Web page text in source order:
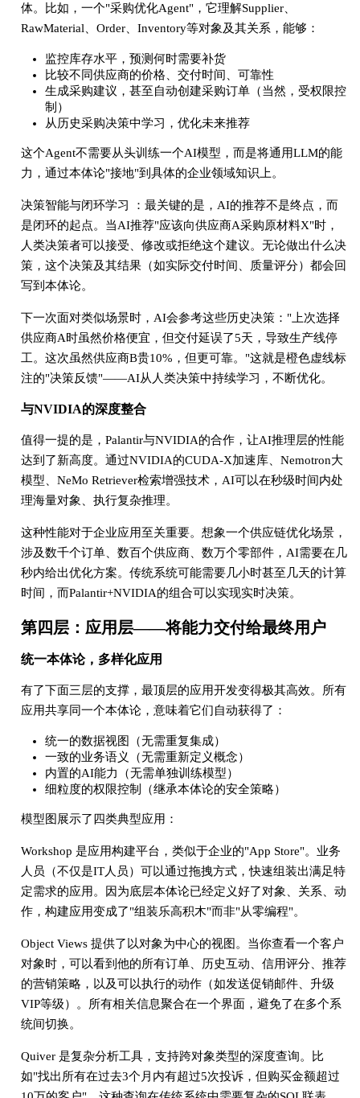
体。比如，一个"采购优化Agent"，它理解Supplier、
RawMaterial、Order、Inventory等对象及其关系，能够：
监控库存水平，预测何时需要补货
比较不同供应商的价格、交付时间、可靠性
生成采购建议，甚至自动创建采购订单（当然，受权限控
制）
从历史采购决策中学习，优化未来推荐
这个Agent不需要从头训练一个AI模型，而是将通用LLM的能
力，通过本体论"接地"到具体的企业领域知识上。
决策智能与闭环学习 ：最关键的是，AI的推荐不是终点，而
是闭环的起点。当AI推荐"应该向供应商A采购原材料X"时，
人类决策者可以接受、修改或拒绝这个建议。无论做出什么决
策，这个决策及其结果（如实际交付时间、质量评分）都会回
写到本体论。
下一次面对类似场景时，AI会参考这些历史决策："上次选择
供应商A时虽然价格便宜，但交付延误了5天，导致生产线停
工。这次虽然供应商B贵10%，但更可靠。"这就是橙色虚线标
注的"决策反馈"——AI从人类决策中持续学习，不断优化。
与NVIDIA的深度整合
值得一提的是，Palantir与NVIDIA的合作，让AI推理层的性能
达到了新高度。通过NVIDIA的CUDA-X加速库、Nemotron大
模型、NeMo Retriever检索增强技术，AI可以在秒级时间内处
理海量对象、执行复杂推理。
这种性能对于企业应用至关重要。想象一个供应链优化场景，
涉及数千个订单、数百个供应商、数万个零部件，AI需要在几
秒内给出优化方案。传统系统可能需要几小时甚至几天的计算
时间，而Palantir+NVIDIA的组合可以实现实时决策。
第四层：应用层——将能力交付给最终用户
统一本体论，多样化应用
有了下面三层的支撑，最顶层的应用开发变得极其高效。所有
应用共享同一个本体论，意味着它们自动获得了：
统一的数据视图（无需重复集成）
一致的业务语义（无需重新定义概念）
内置的AI能力（无需单独训练模型）
细粒度的权限控制（继承本体论的安全策略）
模型图展示了四类典型应用：
Workshop 是应用构建平台，类似于企业的"App Store"。业务
人员（不仅是IT人员）可以通过拖拽方式，快速组装出满足特
定需求的应用。因为底层本体论已经定义好了对象、关系、动
作，构建应用变成了"组装乐高积木"而非"从零编程"。
Object Views 提供了以对象为中心的视图。当你查看一个客户
对象时，可以看到他的所有订单、历史互动、信用评分、推荐
的营销策略，以及可以执行的动作（如发送促销邮件、升级
VIP等级）。所有相关信息聚合在一个界面，避免了在多个系
统间切换。
Quiver 是复杂分析工具，支持跨对象类型的深度查询。比
如"找出所有在过去3个月内有超过5次投诉，但购买金额超过